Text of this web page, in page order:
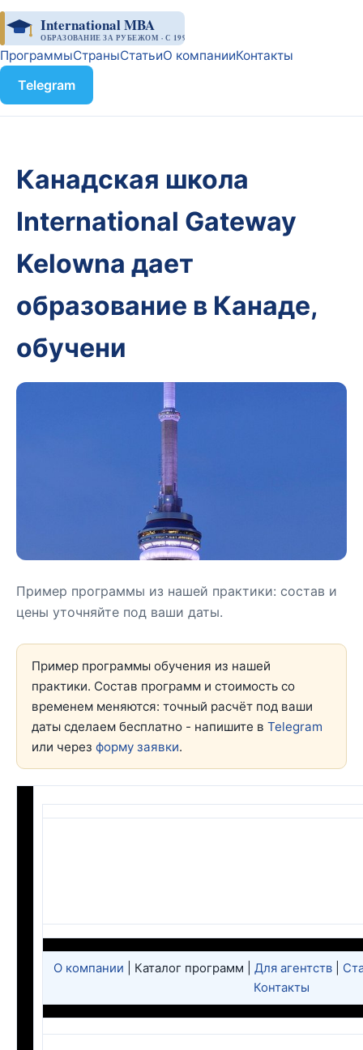
International MBA
ОБРАЗОВАНИЕ ЗА РУБЕЖОМ · С 1998
ПрограммыСтраныСтатьиО компанииКонтакты
Telegram
Канадская школа
International Gateway
Kelowna дает
образование в Канаде,
обучени
Пример программы из нашей практики: состав и
цены уточняйте под ваши даты.
Пример программы обучения из нашей
практики. Состав программ и стоимость со
временем меняются: точный расчёт под ваши
даты сделаем бесплатно - напишите в Telegram
или через форму заявки.
О компании | Каталог программ | Для агентств|
Контакты